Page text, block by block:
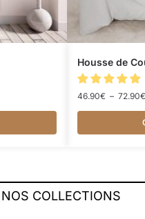
Housse de
46.90€ – 72.90€
NOS COLLECTIONS